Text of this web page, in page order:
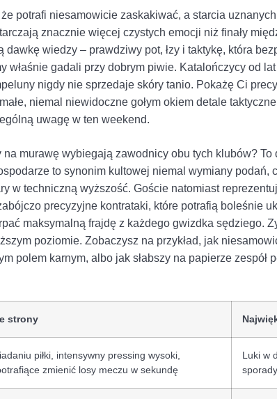
potrafi niesamowicie zaskakiwać, a starcia
znacznie więcej czystych emocji niż finały
dawkę wiedzy – prawdziwy pot, łzy i taktykę, która
właśnie gadali przy dobrym piwie. Katalończycy od
nigdy nie sprzedaje skóry tanio. Pokażę Ci
niemal niewidoczne gołym okiem detale
uwagę w ten weekend.
na murawę wybiegają zawodnicy obu tych klubów?
to synonim kultowej niemal wymiany podań,
w techniczną wyższość. Goście natomiast
precyzyjne kontrataki, które potrafią boleśnie
maksymalną frajdę z każdego gwizdka sędziego.
poziomie. Zobaczysz na przykład, jak
polem karnym, albo jak słabszy na papierze
strony
piłki, intensywny pressing wysoki,
zmienić losy meczu w sekundę
Luki w